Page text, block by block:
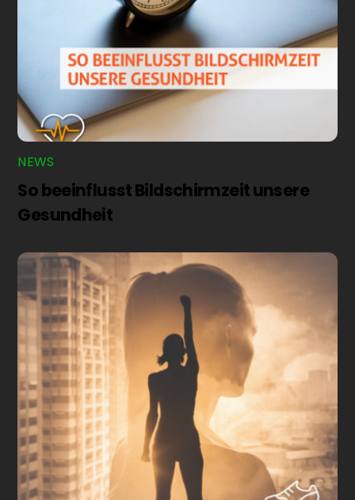
NEWS
So beeinflusst Bildschirmzeit unsere
Gesundheit